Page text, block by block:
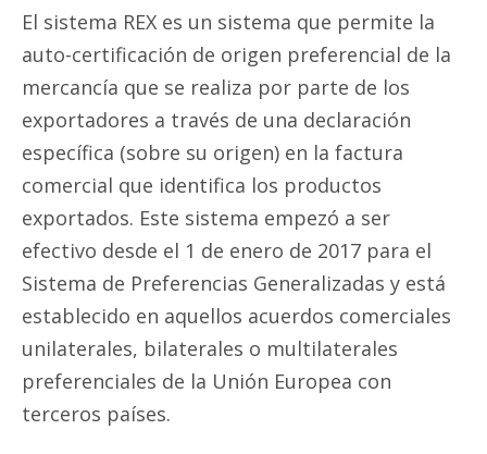
El sistema REX es un sistema que permite la
auto-certificación de origen preferencial de la
mercancía que se realiza por parte de los
exportadores a través de una declaración
específica (sobre su origen) en la factura
comercial que identifica los productos
exportados. Este sistema empezó a ser
efectivo desde el 1 de enero de 2017 para el
Sistema de Preferencias Generalizadas y está
establecido en aquellos acuerdos comerciales
unilaterales, bilaterales o multilaterales
preferenciales de la Unión Europea con
terceros países.